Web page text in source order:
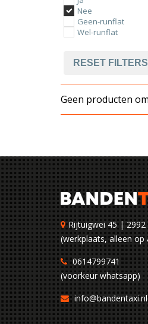
Nee
Geen-runflat
Wel-runflat
RESET FILTERS
Geen producten
Rijtuigwei 45 |
(werkplaats, alleen op
0614799741
(voorkeur whatsapp)
info@bandentaxi.nl